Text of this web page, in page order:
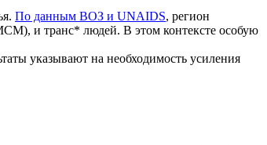
По данным ВОЗ и UNAIDS, регион
и транс* людей. В этом контексте особую
указывают на необходимость усиления